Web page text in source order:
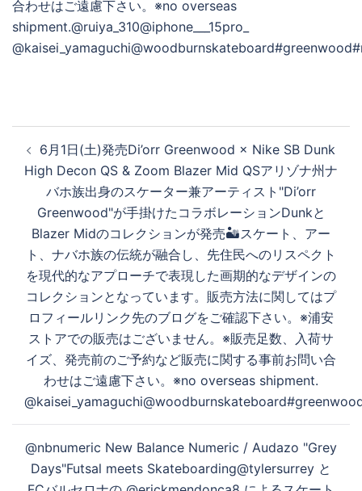
生
る
稿
ナ
シ
ョ
ン
6月1日(土)発売Di’orr Greenwood × Nike SB Dunk
High Decon QS & Zoom Blazer Mid QSアリゾナ州ナ
バホ族出身のスケーター兼アーティスト"Di’orr
Greenwood"が手掛けたコラボレーションDunkと
Blazer Midのコレクションが発売🏜️スケート、アー
ト、ナバホ族の伝統が融合し、先住民へのリスペクト
を現代的なアプローチで表現した画期的なデザインの
コレクションとなっています。販売方法に関してはプ
ロフィールリンク先のブログをご確認下さい。※浦安
ストアでの販売はございません。※販売足数、入荷サ
イズ、発売前のご予約など販売に関する事前お問い合
わせはご遠慮下さい。※no overseas shipment.
@nbnumeric New Balance Numeric / Audazo "Grey
Days"Futsal meets Skateboarding@tylersurrey と